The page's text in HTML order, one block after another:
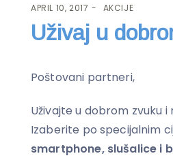
APRIL 10, 2017 AKCIJE
Uživaj u
Poštovani partneri,
Uživajte u dobrom zvuku i
Izaberite po specijalnim
smartphone, slušalice i